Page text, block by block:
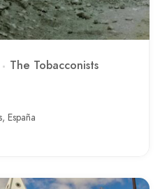
The Tobacconists
España